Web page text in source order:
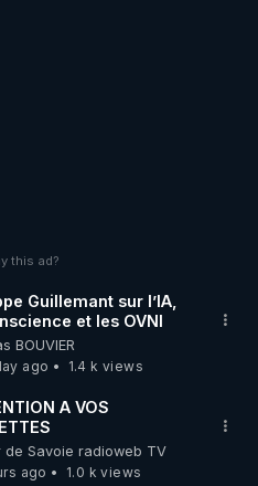
this ad?
Guillemant sur l’IA,
et les OVNI
BOUVIER
ago
1.4 k views
A VOS
de Savoie radioweb TV
ago
1.0 k views